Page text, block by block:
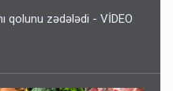
qolunu zədələdi - VİDEO